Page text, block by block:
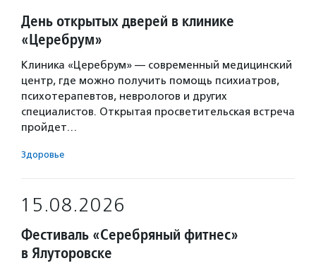
День открытых дверей в клинике
«Церебрум»
Клиника «Церебрум» — современный медицинский
центр, где можно получить помощь психиатров,
психотерапевтов, неврологов и других
специалистов. Открытая просветительская встреча
пройдет…
Здоровье
15.08.2026
Фестиваль «Серебряный фитнес»
в Ялуторовске